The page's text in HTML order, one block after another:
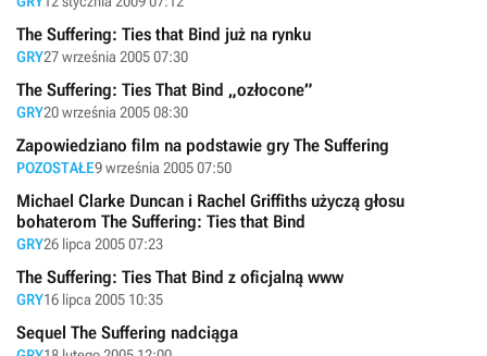
The Suffering: Ties that Bind już na rynku
GRY27 września 2005 07:30
The Suffering: Ties That Bind „ozłocone”
GRY20 września 2005 08:30
Zapowiedziano film na podstawie gry The Suffering
POZOSTAŁE9 września 2005 07:50
Michael Clarke Duncan i Rachel Griffiths użyczą głosu
bohaterom The Suffering: Ties that Bind
GRY26 lipca 2005 07:23
The Suffering: Ties That Bind z oficjalną www
GRY16 lipca 2005 10:35
Sequel The Suffering nadciąga